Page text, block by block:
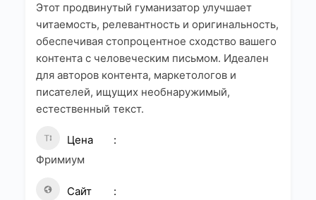
Этот продвинутый гуманизатор улучшает
читаемость, релевантность и оригинальность,
обеспечивая стопроцентное сходство вашего
контента с человеческим письмом. Идеален
для авторов контента, маркетологов и
писателей, ищущих необнаружимый,
естественный текст.
Цена
Фримиум
Сайт